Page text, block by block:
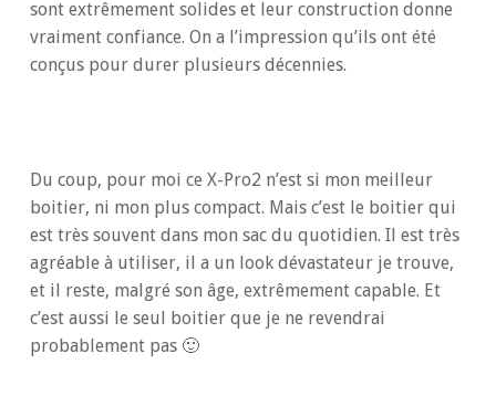
sont extrêmement solides et leur construction donne
vraiment confiance. On a l’impression qu’ils ont été
conçus pour durer plusieurs décennies.
Du coup, pour moi ce X-Pro2 n’est si mon meilleur
boitier, ni mon plus compact. Mais c’est le boitier qui
est très souvent dans mon sac du quotidien. Il est très
agréable à utiliser, il a un look dévastateur je trouve,
et il reste, malgré son âge, extrêmement capable. Et
c’est aussi le seul boitier que je ne revendrai
probablement pas 🙂